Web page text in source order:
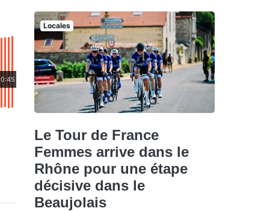
0:45
Locales
Le Tour de France
Femmes arrive dans le
Rhône pour une étape
décisive dans le
Beaujolais